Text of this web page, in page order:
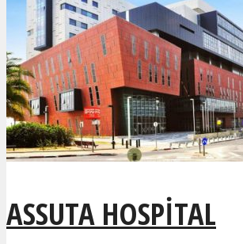
ASSUTA HOSPITAL